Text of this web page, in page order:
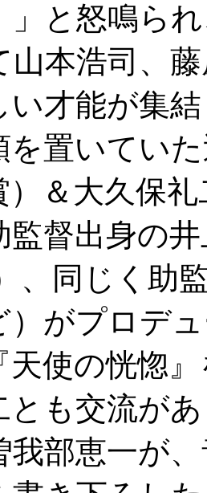
」と怒鳴ら
山本浩司、
い才能が集
を置いてい
）＆大久保
監督出身の
、同じく助
）がプロデ
天使の恍惚
とも交流が
我部恵一が